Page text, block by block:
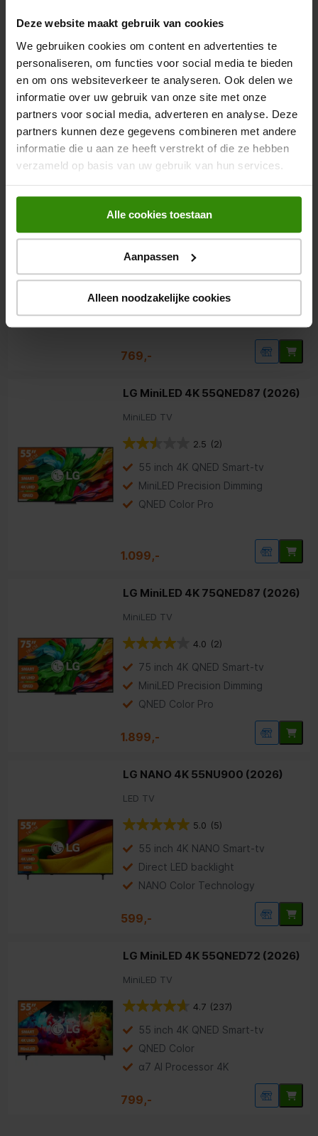
Deze website maakt gebruik van cookies
We gebruiken cookies om content en advertenties te
personaliseren, om functies voor social media te bieden
en om ons websiteverkeer te analyseren. Ook delen we
informatie over uw gebruik van onze site met onze
partners voor social media, adverteren en analyse. Deze
partners kunnen deze gegevens combineren met andere
informatie die u aan ze heeft verstrekt of die ze hebben
verzameld op basis van uw gebruik van hun services.
Alle cookies toestaan
Aanpassen
Alleen noodzakelijke cookies
5.0 (3)
Mini RGB backlight
Independent color control
1.199,-
(2025)
QLED TV
4.6 (85)
webOS 25
769,-
LG MiniLED 4K 55QNED87 (2026)
MiniLED TV
2.5 (2)
55 inch 4K QNED Smart-tv
MiniLED Precision Dimming
QNED Color Pro
1.099,-
LG MiniLED 4K 75QNED87 (2026)
MiniLED TV
4.0 (2)
75 inch 4K QNED Smart-tv
MiniLED Precision Dimming
QNED Color Pro
1.899,-
LG NANO 4K 55NU900 (2026)
LED TV
5.0 (5)
55 inch 4K NANO Smart-tv
Direct LED backlight
NANO Color Technology
599,-
LG MiniLED 4K 55QNED72 (2026)
MiniLED TV
4.7 (237)
55 inch 4K QNED Smart-tv
QNED Color
α7 AI Processor 4K
799,-